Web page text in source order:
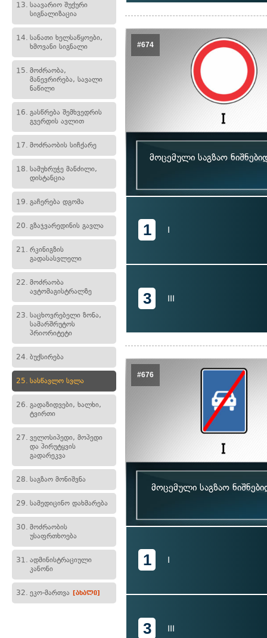
13. საავარიო შუქური
სიგნალიზაცია
14. სანათი ხელსაწყოები,
ხმოვანი სიგნალი
15. მოძრაობა,
მანევრირება, სავალი
ნაწილი
16. გასწრება შემხვედრის
გვერდის ავლით
17. მოძრაობის სიჩქარე
18. სამუხრუჭე მანძილი,
დისტანცია
19. გაჩერება დგომა
20. გზაჯვარედინის გავლა
21. რკინიგზის
გადასასვლელი
22. მოძრაობა
ავტომაგისტრალზე
23. საცხოვრებელი ზონა,
სამარშრუტოს
პრიორიტეტი
24. ბუქსირება
25. სასწავლო სვლა
26. გადაზიდვები, ხალხი,
ტვირთი
27. ველოსიპედი, მოპედი
და პირუტყვის
გადარეკვა
28. საგზაო მონიშვნა
29. სამედიცინო დახმარება
30. მოძრაობის
უსაფრთხოება
31. ადმინისტრაციული
კანონი
32. ეკო-მართვა [ახალი]
#674
მოცემული საგზაო
1 I
3 III
#676
მოცემული საგზაო
1 I
3 III